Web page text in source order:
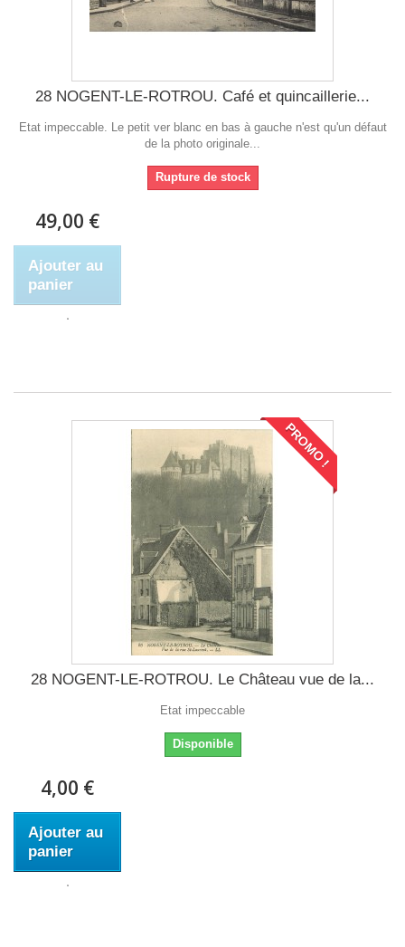
28 NOGENT-LE-ROTROU. Café et quincaillerie...
Etat impeccable. Le petit ver blanc en bas à gauche n'est qu'un défaut
de la photo originale...
Rupture de stock
49,00 €
Ajouter au
panier
PROMO !
28 NOGENT-LE-ROTROU. Le Château vue de la...
Etat impeccable
Disponible
4,00 €
Ajouter au
panier